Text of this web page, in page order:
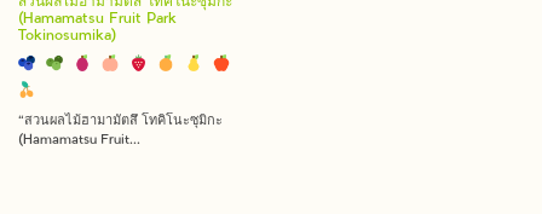
(Hamamatsu Fruit Park
Tokinosumika)
“สวนผลไม้ฮามามัตสึ โทคิโนะซุมิกะ
(Hamamatsu Fruit...